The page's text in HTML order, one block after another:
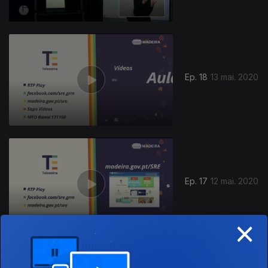
Ep. 18 13 mai. 2020
Ep. 17 12 mai. 2020
×